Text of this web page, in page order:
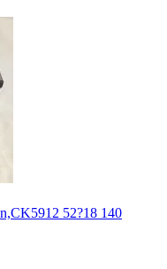
52?18 140